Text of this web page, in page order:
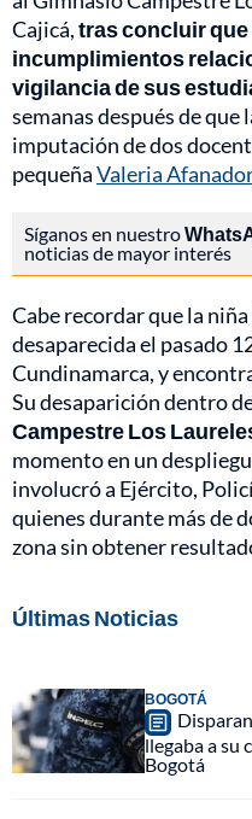
Cajicá,tras concluir
incumplimientos
vigilancia de sus
semanas después de que
imputación de dos
pequeñaValeria Afanador
Síganos en nuestro
noticias de mayor interés
Cabe recordar que la
desaparecida el pasado
Cundinamarca, y
Su desaparición dentro
Campestre Los
momento en un
involucró a Ejército,
quienes durante más de
zona sin obtener
Últimas Noticias
BOGOTÁ
llegaba a su
Bogotá